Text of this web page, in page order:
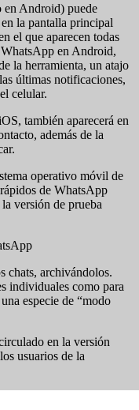
Android) puede
la pantalla principal
el que aparecen todas
en Android,
la herramienta, un atajo
últimas notificaciones,
celular.
también aparecerá en
además de la
operativo móvil de
de WhatsApp
versión de prueba
chats, archivándolos.
individuales como para
especie de “modo
en la versión
usuarios de la